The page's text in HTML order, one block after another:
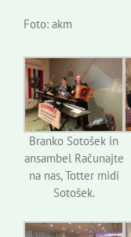
Koristne informacije
Foto: akm
Branko Sotošek in
ansambel Računajte
na nas, Totter midi
Sotošek.